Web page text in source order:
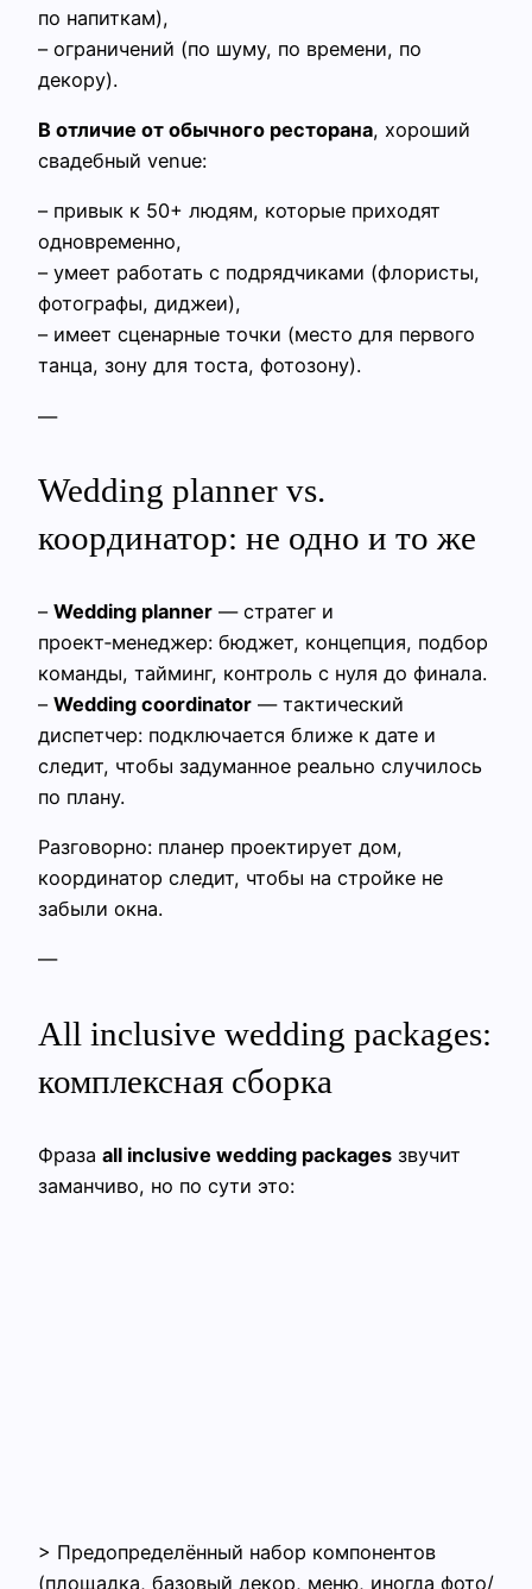
по напиткам),
– ограничений (по шуму, по времени, по
декору).
В отличие от обычного ресторана, хороший
свадебный venue:
– привык к 50+ людям, которые приходят
одновременно,
– умеет работать с подрядчиками (флористы,
фотографы, диджеи),
– имеет сценарные точки (место для первого
танца, зону для тоста, фотозону).
—
Wedding planner vs.
координатор: не одно и то же
– Wedding planner — стратег и
проект‑менеджер: бюджет, концепция, подбор
команды, тайминг, контроль с нуля до финала.
– Wedding coordinator — тактический
диспетчер: подключается ближе к дате и
следит, чтобы задуманное реально случилось
по плану.
Разговорно: планер проектирует дом,
координатор следит, чтобы на стройке не
забыли окна.
—
All inclusive wedding packages:
комплексная сборка
Фраза all inclusive wedding packages звучит
заманчиво, но по сути это:
> Предопределённый набор компонентов
(площадка, базовый декор, меню, иногда фото/